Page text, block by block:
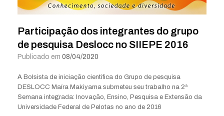
Participação dos integrantes do grupo
de pesquisa Deslocc no SIIEPE 2016
Publicado em 08/04/2020
A Bolsista de iniciação cientifica do Grupo de pesquisa
DESLOCC Maíra Makiyama submeteu seu trabalho na 2ª
Semana integrada: Inovação, Ensino, Pesquisa e Extensão da
Universidade Federal de Pelotas no ano de 2016